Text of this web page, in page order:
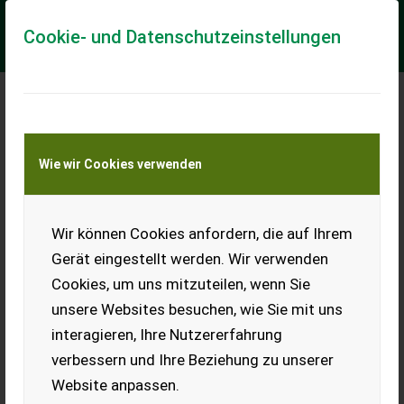
Cookie- und Datenschutzeinstellungen
Wie wir Cookies verwenden
Wir können Cookies anfordern, die auf Ihrem
Gerät eingestellt werden. Wir verwenden
Cookies, um uns mitzuteilen, wenn Sie
unsere Websites besuchen, wie Sie mit uns
interagieren, Ihre Nutzererfahrung
verbessern und Ihre Beziehung zu unserer
Website anpassen.
Meine Transportkostenanfrage
Transport von Land- und Baumaschinen –
KEINE Tiertransporte
Sonstige Pallegafler 5 Tons med Volvoskifte
Hydraulisk ga
== Flere oplysninger (DK) == Er til salg: Til salg nu Pallegafler til
Gummiged og stor rendergraver. De er med Volvo skifte og de
er 1,5 m lange o...
EUR 3.318 MwSt nicht ausweisbar